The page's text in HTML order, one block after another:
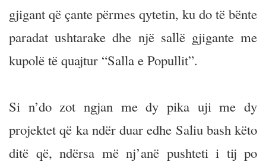
gjigant që çante përmes qytetin, ku do të bënte
paradat ushtarake dhe një sallë gjigante me
kupolë të quajtur “Salla e Popullit”.
Si n’do zot ngjan me dy pika uji me dy
projektet që ka ndër duar edhe Saliu bash këto
ditë që, ndërsa më nj’anë pushteti i tij po